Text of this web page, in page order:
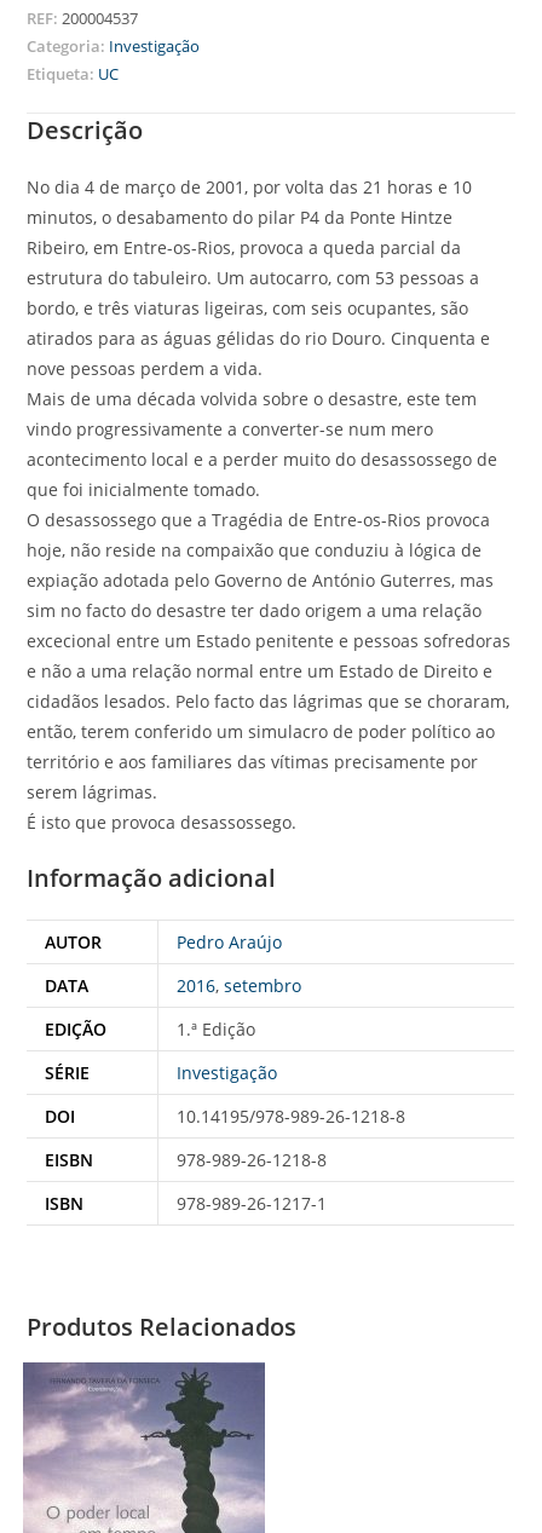
REF: 200004537
Categoria: Investigação
Etiqueta: UC
Descrição
No dia 4 de março de 2001, por volta das 21 horas e 10
minutos, o desabamento do pilar P4 da Ponte Hintze
Ribeiro, em Entre-os-Rios, provoca a queda parcial da
estrutura do tabuleiro. Um autocarro, com 53 pessoas a
bordo, e três viaturas ligeiras, com seis ocupantes, são
atirados para as águas gélidas do rio Douro. Cinquenta e
nove pessoas perdem a vida.
Mais de uma década volvida sobre o desastre, este tem
vindo progressivamente a converter-se num mero
acontecimento local e a perder muito do desassossego de
que foi inicialmente tomado.
O desassossego que a Tragédia de Entre-os-Rios provoca
hoje, não reside na compaixão que conduziu à lógica de
expiação adotada pelo Governo de António Guterres, mas
sim no facto do desastre ter dado origem a uma relação
excecional entre um Estado penitente e pessoas sofredoras
e não a uma relação normal entre um Estado de Direito e
cidadãos lesados. Pelo facto das lágrimas que se choraram,
então, terem conferido um simulacro de poder político ao
território e aos familiares das vítimas precisamente por
serem lágrimas.
É isto que provoca desassossego.
Informação adicional
AUTOR
Pedro Araújo
DATA
2016,setembro
EDIÇÃO
1.ª Edição
SÉRIE
Investigação
DOI
10.14195/978-989-26-1218-8
EISBN
978-989-26-1218-8
ISBN
978-989-26-1217-1
Produtos Relacionados